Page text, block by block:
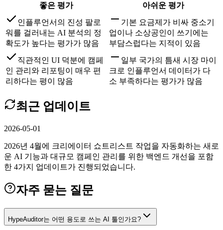
좋은 평가
아쉬운 평가
인플루언서의 진성 팔로
워를 걸러내는 AI 분석의 정
확도가 높다는 평가가 많음
기본 요금제가 비싸 중소기
업이나 소상공인이 쓰기에는
부담스럽다는 지적이 있음
직관적인 UI 덕분에 캠페
인 관리와 리포팅이 매우 편
리하다는 평이 많음
일부 국가의 틈새 시장 마이
크로 인플루언서 데이터가 다
소 부족하다는 평가가 많음
최근 업데이트
2026-05-01
2026년 4월에 크리에이터 쇼트리스트 작업을 자동화하는 새로
운 AI 기능과 대규모 캠페인 관리를 위한 백엔드 개선을 포함
한 4가지 업데이트가 진행되었습니다.
자주 묻는 질문
HypeAuditor는 어떤 용도로 쓰는 AI 툴인가요?